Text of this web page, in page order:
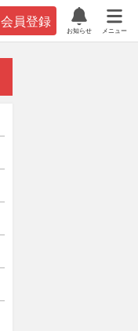
会員登録
お知らせ メニュー